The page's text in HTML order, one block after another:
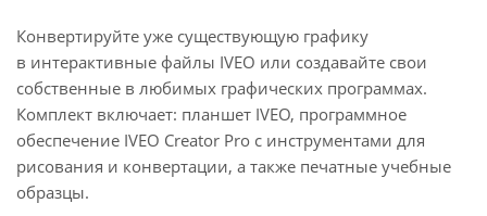
Конвертируйте уже существующую графику
в интерактивные файлы IVEO или создавайте свои
собственные в любимых графических программах.
Комплект включает: планшет IVEO, программное
обеспечение IVEO Creator Pro с инструментами для
рисования и конвертации, а также печатные учебные
образцы.